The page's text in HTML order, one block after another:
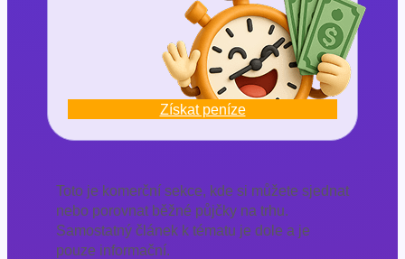
Získat peníze
Toto je komerční sekce, kde si můžete sjednat
nebo porovnat běžné půjčky na trhu.
Samostatný článek k tématu je dole a je
pouze informační.